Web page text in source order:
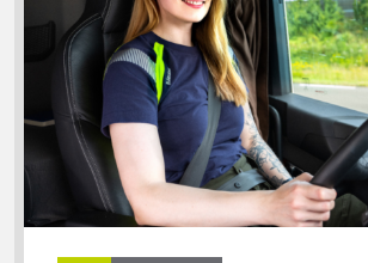
Logistic
Force
breidt
opleidingsaanbod
uit:
groeien
in
transport,